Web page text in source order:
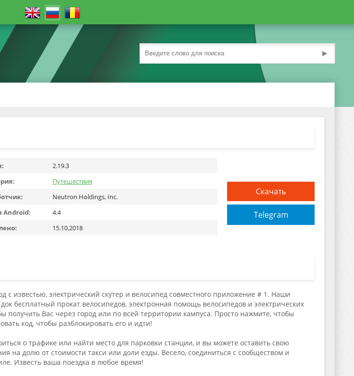
►
Скачать
Telegram
2.19.3
Путешествия
Neutron Holdings, Inc.
Android:
4.4
15.10.2018
с известью, электрический скутер и велосипед совместного приложение # 1. Наши
бесплатный прокат велосипедов, электронная помощь велосипедов и электрических
получить Вас через город или по всей территории кампуса. Просто нажмите, чтобы
код, чтобы разблокировать его и идти!
о трафике или найти место для парковки станции, и вы можете оставить свою
на долю от стоимости такси или доли езды. Весело, соединиться с сообществом и
Известь ваша поездка в любое время!